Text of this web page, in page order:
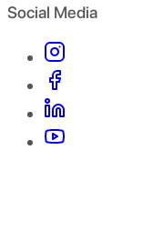
Social Media